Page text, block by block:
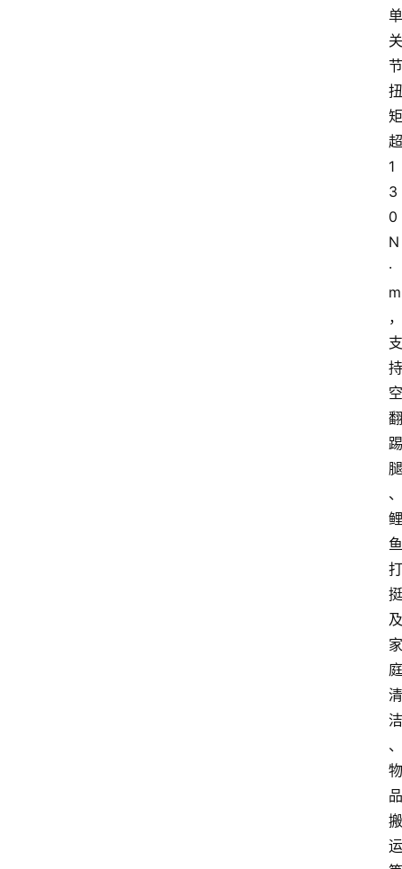
单
关
节
扭
矩
超
1
3
0
N
·
m
，
支
持
空
翻
踢
腿
、
鲤
鱼
打
挺
及
家
庭
清
洁
、
物
品
搬
运